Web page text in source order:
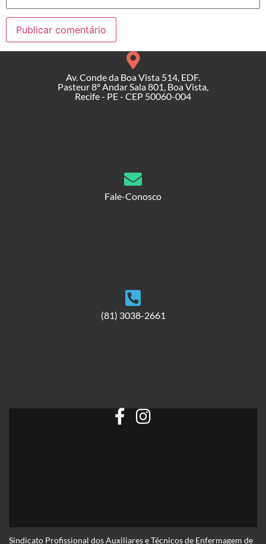
Av. Conde da Boa Vista 514, EDF.
Pasteur 8° Andar Sala 801, Boa Vista,
Recife - PE - CEP 50060-004
Fale-Conosco
(81) 3038-2661
Sindicato Profissional dos Auxiliares e Técnicos de Enfermagem de